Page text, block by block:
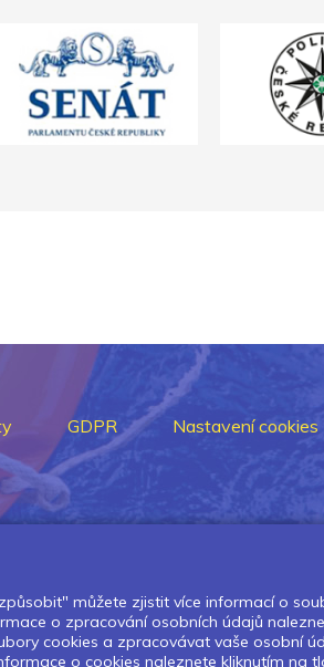
GDPR Nastavení cookies
můžete zjistit více informací o
o zpracování osobních údajů
cookies a zpracovávat vaše osobní
o cookies naleznete kliknutím na